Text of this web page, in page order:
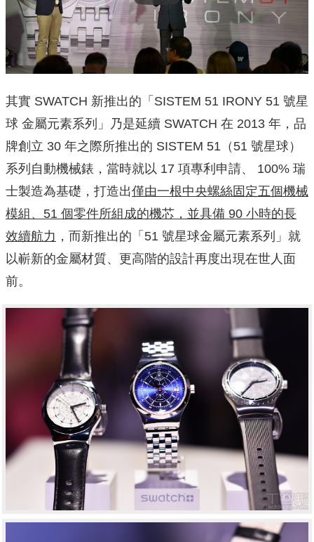
其實 SWATCH 新推出的「SISTEM 51 IRONY 51 號星
球 金屬元素系列」乃是延續 SWATCH 在 2013 年，品
牌創立 30 年之際所推出的 SISTEM 51（51 號星球）
系列自動機械錶，當時就以 17 項專利申請、 100% 瑞
士製造為基礎，打造出僅由一根中央螺絲固定五個機械
模組、51 個零件所組成的機芯，並具備 90 小時的長
效續航力 ，而新推出的「51 號星球金屬元素系列」就
以嶄新的金屬材質、更高階的設計再度出現在世人面
前。